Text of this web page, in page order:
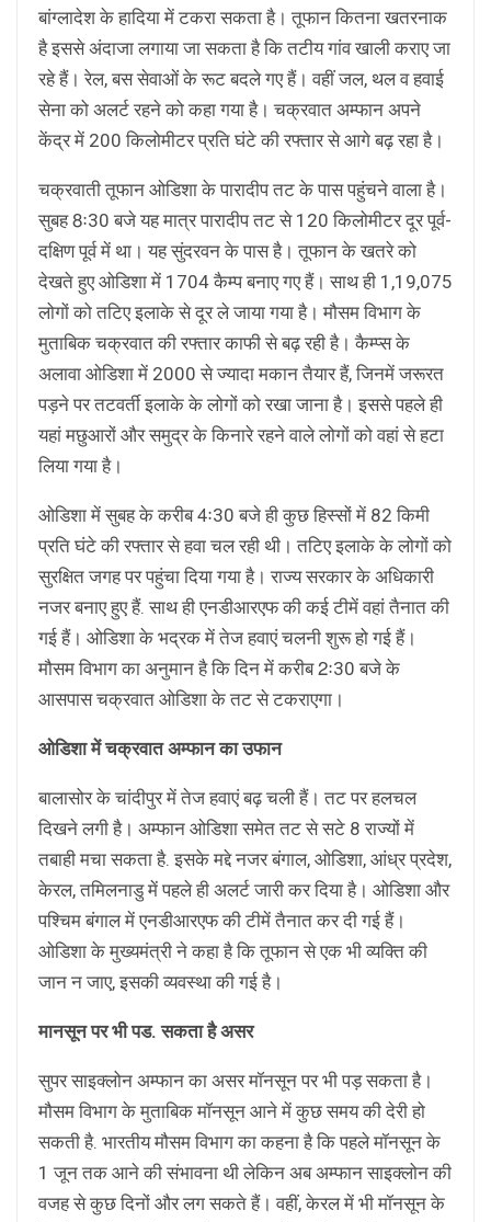
बांग्लादेश के हादिया में टकरा सकता है। तूफान कितना खतरनाक
है इससे अंदाजा लगाया जा सकता है कि तटीय गांव खाली कराए जा
रहे हैं। रेल, बस सेवाओं के रूट बदले गए हैं। वहीं जल, थल व हवाई
सेना को अलर्ट रहने को कहा गया है। चक्रवात अम्फान अपने
केंद्र में 200 किलोमीटर प्रति घंटे की रफ्तार से आगे बढ़ रहा है।
चक्रवाती तूफान ओडिशा के पारादीप तट के पास पहुंचने वाला है।
सुबह 8ः30 बजे यह मात्र पारादीप तट से 120 किलोमीटर दूर पूर्व-
दक्षिण पूर्व में था। यह सुंदरवन के पास है। तूफान के खतरे को
देखते हुए ओडिशा में 1704 कैम्प बनाए गए हैं। साथ ही 1,19,075
लोगों को तटिए इलाके से दूर ले जाया गया है। मौसम विभाग के
मुताबिक चक्रवात की रफ्तार काफी से बढ़ रही है। कैम्प्स के
अलावा ओडिशा में 2000 से ज्यादा मकान तैयार हैं, जिनमें जरूरत
पड़ने पर तटवर्ती इलाके के लोगों को रखा जाना है। इससे पहले ही
यहां मछुआरों और समुद्र के किनारे रहने वाले लोगों को वहां से हटा
लिया गया है।
ओडिशा में सुबह के करीब 4ः30 बजे ही कुछ हिस्सों में 82 किमी
प्रति घंटे की रफ्तार से हवा चल रही थी। तटिए इलाके के लोगों को
सुरक्षित जगह पर पहुंचा दिया गया है। राज्य सरकार के अधिकारी
नजर बनाए हुए हैं. साथ ही एनडीआरएफ की कई टीमें वहां तैनात की
गई हैं। ओडिशा के भद्रक में तेज हवाएं चलनी शुरू हो गई हैं।
मौसम विभाग का अनुमान है कि दिन में करीब 2ः30 बजे के
आसपास चक्रवात ओडिशा के तट से टकराएगा।
ओडिशा में चक्रवात अम्फान का उफान
बालासोर के चांदीपुर में तेज हवाएं बढ़ चली हैं। तट पर हलचल
दिखने लगी है। अम्फान ओडिशा समेत तट से सटे 8 राज्यों में
तबाही मचा सकता है. इसके मद्दे नजर बंगाल, ओडिशा, आंध्र प्रदेश,
केरल, तमिलनाडु में पहले ही अलर्ट जारी कर दिया है। ओडिशा और
पश्चिम बंगाल में एनडीआरएफ की टीमें तैनात कर दी गई हैं।
ओडिशा के मुख्यमंत्री ने कहा है कि तूफान से एक भी व्यक्ति की
जान न जाए, इसकी व्यवस्था की गई है।
मानसून पर भी पड. सकता है असर
सुपर साइक्लोन अम्फान का असर मॉनसून पर भी पड़ सकता है।
मौसम विभाग के मुताबिक मॉनसून आने में कुछ समय की देरी हो
सकती है. भारतीय मौसम विभाग का कहना है कि पहले मॉनसून के
1 जून तक आने की संभावना थी लेकिन अब अम्फान साइक्लोन की
वजह से कुछ दिनों और लग सकते हैं। वहीं, केरल में भी मॉनसून के